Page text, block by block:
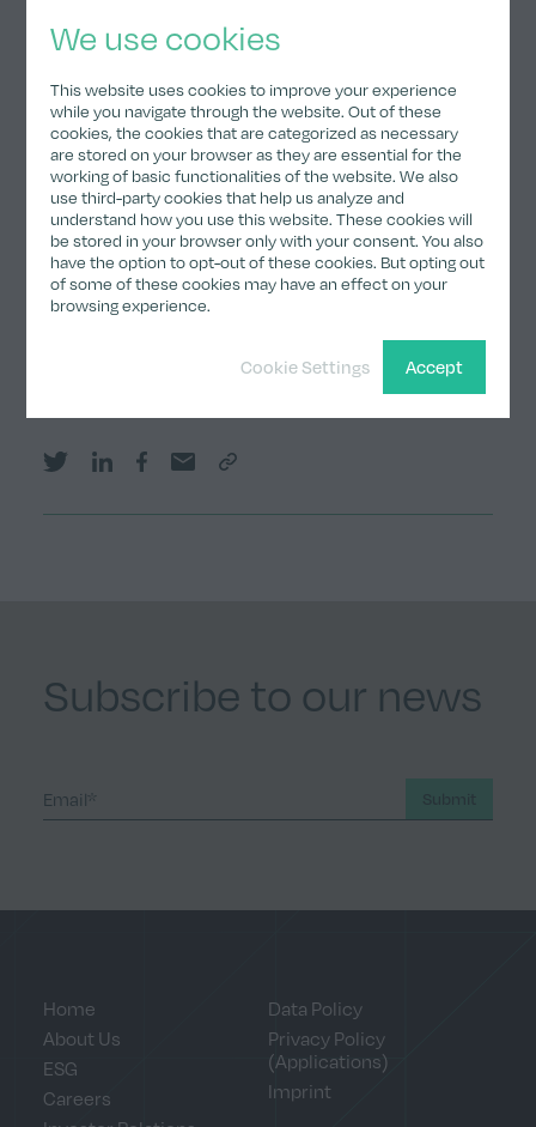
We use cookies
This website uses cookies to improve your experience
while you navigate through the website. Out of these
cookies, the cookies that are categorized as necessary
are stored on your browser as they are essential for the
working of basic functionalities of the website. We also
use third-party cookies that help us analyze and
understand how you use this website. These cookies will
be stored in your browser only with your consent. You also
have the option to opt-out of these cookies. But opting out
of some of these cookies may have an effect on your
browsing experience.
Accept
Cookie Settings
Subscribe to our news.
Submit
Share on Twitter
Share on LinkedIn
Share on Facebook
Share by email
Copy Link
Subscribe to our news
Home
About Us
ESG
Careers
Data Policy
Privacy Policy
(Applications)
Imprint